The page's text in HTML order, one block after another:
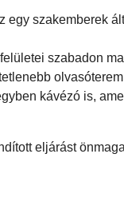
egy szakemberek
szabadon
kávézó is,
eljárást